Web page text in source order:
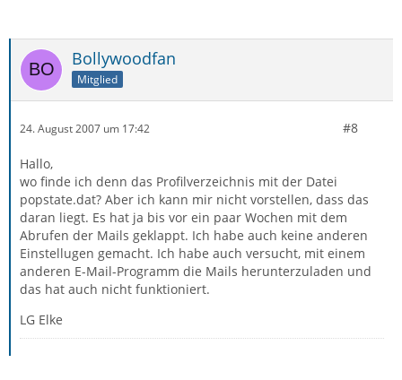
Bollywoodfan
Mitglied
24. August 2007 um 17:42 #8
Hallo,
wo finde ich denn das Profilverzeichnis mit der Datei
popstate.dat? Aber ich kann mir nicht vorstellen, dass das
daran liegt. Es hat ja bis vor ein paar Wochen mit dem
Abrufen der Mails geklappt. Ich habe auch keine anderen
Einstellugen gemacht. Ich habe auch versucht, mit einem
anderen E-Mail-Programm die Mails herunterzuladen und
das hat auch nicht funktioniert.
LG Elke